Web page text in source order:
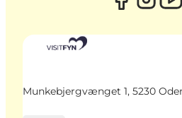
Munkebjergvænget 1, 5230